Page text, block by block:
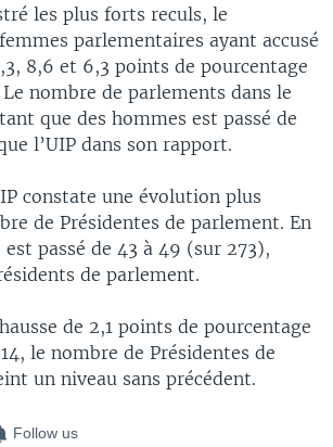
les plus forts reculs, le
parlementaires ayant accusé
8,6 et 6,3 points de pourcentage
nombre de parlements dans le
que des hommes est passé de
l’UIP dans son rapport.
constate une évolution plus
de Présidentes de parlement. En
est passé de 43 à 49 (sur 273),
de parlement.
de 2,1 points de pourcentage
le nombre de Présidentes de
un niveau sans précédent.
Follow us